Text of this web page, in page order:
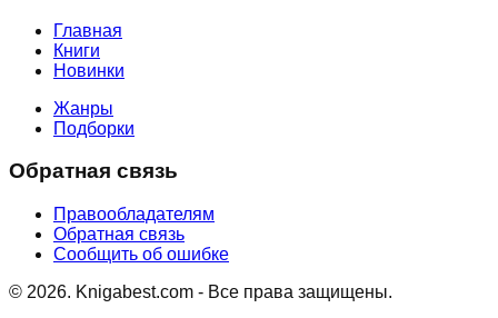
Главная
Книги
Новинки
Жанры
Подборки
Обратная связь
Правообладателям
Обратная связь
Сообщить об ошибке
© 2026. Knigabest.com - Все права защищены.